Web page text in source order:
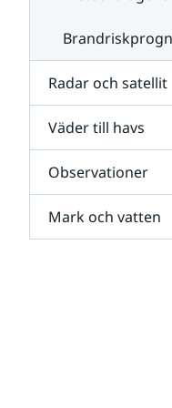
Radar och satellit
Väder till havs
Observationer
Mark och vatten